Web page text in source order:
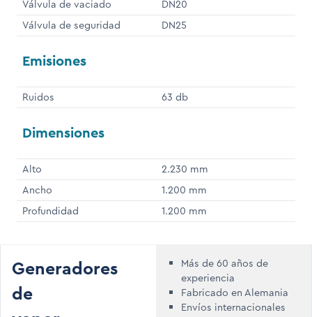
Válvula de vaciado
DN20
Válvula de seguridad
DN25
Emisiones
Ruidos 63 db
Dimensiones
Alto
2.230 mm
Ancho
1.200 mm
Profundidad
1.200 mm
Generadores
de
Más de 60 años de
experiencia
Fabricado en Alemania
Envíos internacionales